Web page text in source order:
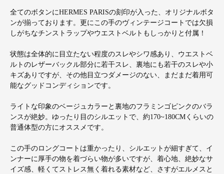
全てのボタンにHERMES PARISの刻印が入った、オリジナルボタ
ンが揃っております。更にこの手のヴィンテージコートでは欠損
しがちなチンストラップやウエストベルトもしっかりと付属！
状態は全体的に目立たない程度のスレやシワ感あり、ウエストベ
ルトのレザーバックル部分に若干スレ、裏地にも若干のスレや小
キズありですが、その他目立つダメージのない、まだまだ着用可
能なグッドコンディションです。
ライトな印象のベージュカラーと裏地のフラミンゴピンクのバラ
ンスが絶妙。ゆったり目のシルエットで、約170~180CMくらいの
普通体型の方にオススメです。
この手のロングコートは重かったり、シルエットが細すぎて、イ
ンナーに厚手の物を着づらい物が多いですが、着心地、絶妙なサ
イズ感、軽くてストレス無く着れる素材など、さすがエルメスと